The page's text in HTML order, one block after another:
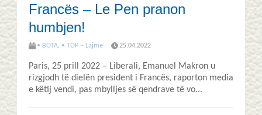
Francës – Le Pen pranon
humbjen!
• BOTA, • TOP – Lajme 25.04.2022
Paris, 25 prill 2022 – Liberali, Emanuel Makron u
rizgjodh të dielën president i Francës, raporton media
e këtij vendi, pas mbylljes së qendrave të vo...